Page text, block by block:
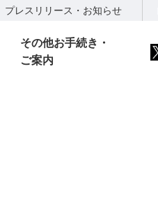
プレスリリース・お知らせ
その他お手続き・
ご案内